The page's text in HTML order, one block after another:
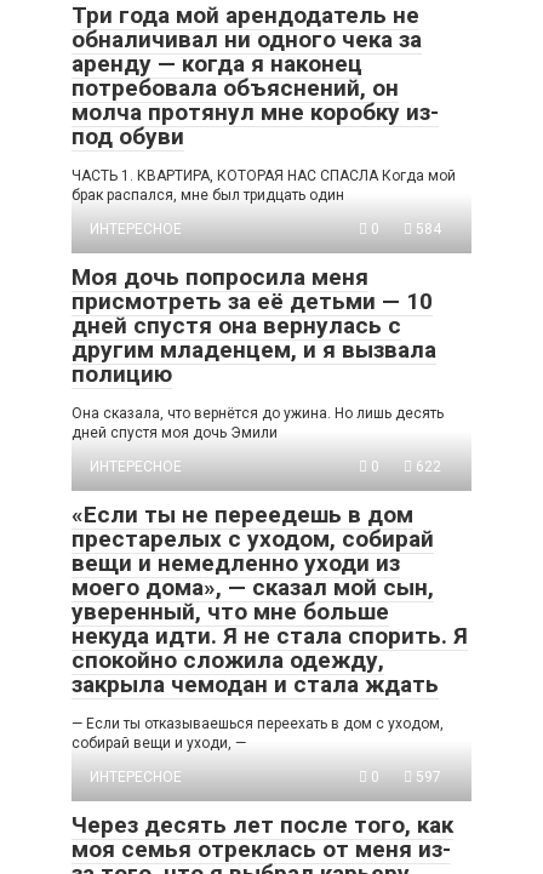
Три года мой арендодатель не
обналичивал ни одного чека за
аренду — когда я наконец
потребовала объяснений, он
молча протянул мне коробку из-
под обуви
ЧАСТЬ 1. КВАРТИРА, КОТОРАЯ НАС СПАСЛА Когда мой
брак распался, мне был тридцать один
ИНТЕРЕСНОЕ
0 584
Моя дочь попросила меня
присмотреть за её детьми — 10
дней спустя она вернулась с
другим младенцем, и я вызвала
полицию
Она сказала, что вернётся до ужина. Но лишь десять
дней спустя моя дочь Эмили
ИНТЕРЕСНОЕ
0 622
«Если ты не переедешь в дом
престарелых с уходом, собирай
вещи и немедленно уходи из
моего дома», — сказал мой сын,
уверенный, что мне больше
некуда идти. Я не стала спорить. Я
спокойно сложила одежду,
закрыла чемодан и стала ждать
— Если ты отказываешься переехать в дом с уходом,
собирай вещи и уходи, —
ИНТЕРЕСНОЕ
0 597
Через десять лет после того, как
моя семья отреклась от меня из-